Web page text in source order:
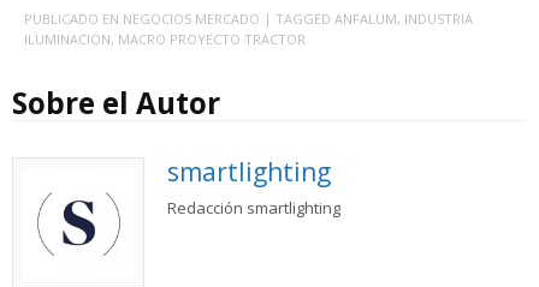
PUBLICADO EN NEGOCIOS MERCADO | TAGGED ANFALUM, INDUSTRIA
ILUMINACIÓN, MACRO PROYECTO TRACTOR
Sobre el Autor
smartlighting
Redacción smartlighting